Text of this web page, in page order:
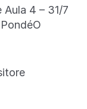
4 – 31/7